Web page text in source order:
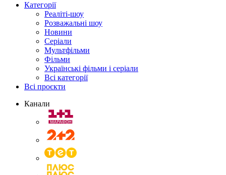
Категорії
Реаліті-шоу
Розважальні шоу
Новини
Серіали
Мультфільми
Фільми
Українські фільми і серіали
Всі категорії
Всі проєкти
Канали